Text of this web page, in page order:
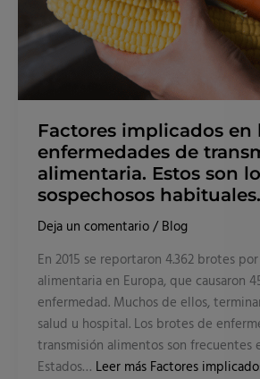
Factores implicados en
enfermedades de
alimentaria. Estos son
sospechosos habituales.
Deja un comentario / Blog
En 2015 se reportaron 4.362 brotes
alimentaria en Europa, que causaron
enfermedad. Muchos de ellos,
salud u hospital. Los brotes de
transmisión alimentos son frecuentes
Estados… Leer másFactores
sospechosos
habituales.